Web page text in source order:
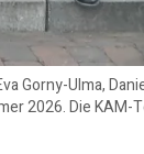
Gorny-Ulma,
2026. Die KAM-